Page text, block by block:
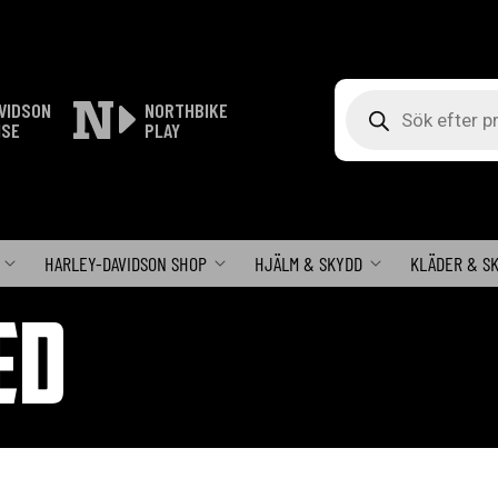
NORTHBIKE
PLAY
HARLEY-DAVIDSON SHOP HJÄLM & SKYDD KLÄDER &